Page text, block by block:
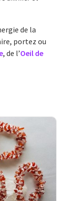
de la
portez ou
, de l’Oeil de